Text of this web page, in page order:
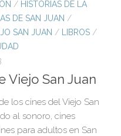
/ HISTORIAS DE LA
DE SAN JUAN /
SAN JUAN / LIBROS /
Viejo San Juan
los cines del Viejo San
al sonoro, cines
para adultos en San